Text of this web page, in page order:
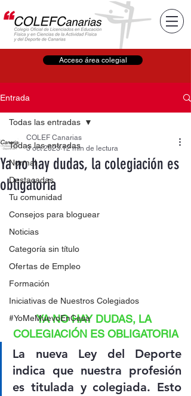
Acceso área colegial
Entrada
Todas las entradas
Normal
Destacadas
Tu comunidad
Consejos para bloguear
Noticias
Categoría sin título
Ofertas de Empleo
Formación
Iniciativas de Nuestros Colegiados
#YoMeMuevoEnCasa
Todas las entradas
Ya no hay dudas, la colegiación es
obligatoria
COLEF Canarias
3 oct 2023 12 min de lectura
YA NO HAY DUDAS, LA
COLEGIACIÓN ES OBLIGATORIA
La nueva Ley del Deporte
indica que nuestra profesión
es titulada y colegiada. Esto